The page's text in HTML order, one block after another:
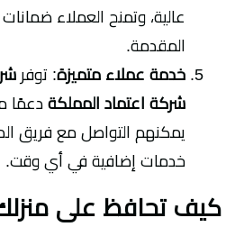
عالية، وتمنح العملاء
المقدمة.
خدمة عملاء متميزة: توفر
شركة اعتماد المملكة دعمًا
يمكنهم التواصل مع فريق
خدمات إضافية في أي وقت.
كيف تحافظ على منزلك